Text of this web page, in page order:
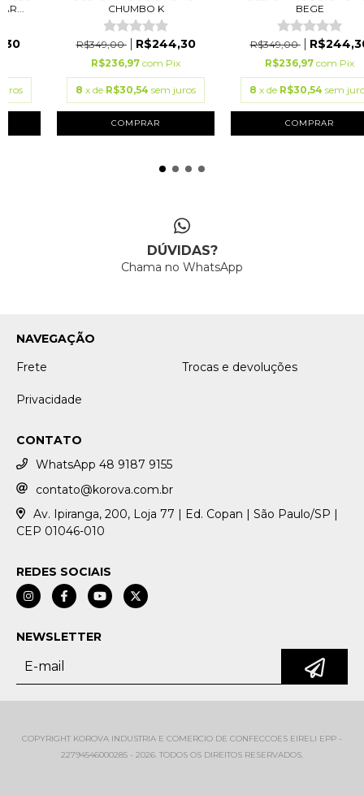
CHUMBO K
R$349,00 R$244,30
R$236,97 com Pix
8 x de R$30,54 sem juros
COMPRAR
BEGE
R$349,00
R$236,97 com Pix
8 x de R$30,54 sem
COMPRAR
DÚVIDAS?
Chama no WhatsApp
NAVEGAÇÃO
Frete
Trocas e devoluções
Privacidade
CONTATO
WhatsApp 48 9187 9155
contato@korova.com.br
Av. Ipiranga, 200, Loja 77 | Ed. Copan | São Paulo/SP |
CEP 01046-010
REDES SOCIAIS
NEWSLETTER
COPYRIGHT KOROVA INDUSTRIA E COMERCIO DE CONFECCOES EIRELI EPP -
22794546000285 - 2026. TODOS OS DIREITOS RESERVADOS.